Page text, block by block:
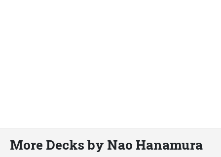
More Decks by Nao Hanamura